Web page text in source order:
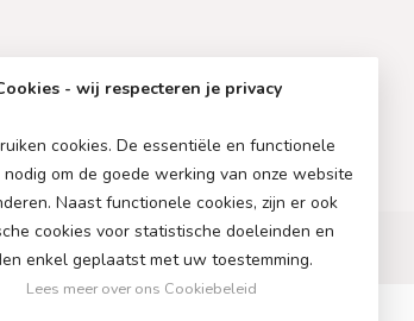
- wij respecteren je privacy
cookies. De essentiële en functionele
nodig om de goede werking van onze website
Naast functionele cookies, zijn er ook
cookies voor statistische doeleinden en
enkel geplaatst met uw toestemming.
Lees meer over ons Cookiebeleid